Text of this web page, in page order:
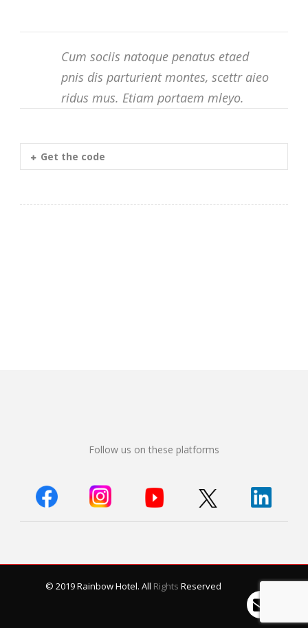
Cum sociis natoque penatus etaed
pnis dis parturient montes, scettr aieo
ridus mus. Etiam portaem mleyo.
Get the code
Follow us on these platforms
© 2019 Rainbow Hotel. All Rights Reserved